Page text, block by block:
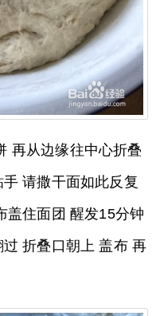
再从边缘往中心折叠
请撒干面如此反复
盖住面团 醒发15分钟
折叠口朝上 盖布 再